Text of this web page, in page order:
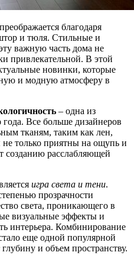
благодаря
и тюля. Стильные и
важную часть дома не
привлекательной. В этой
новинки, которые
и модную атмосферу в
– одна из
Все больше дизайнеров
тканям, таким как лен,
только приятны на ощупь и
созданию расслабляющей
игра света и тени.
прозрачности
света, проникающего в
визуальные эффекты и
интерьера. Комбинирование
еще одной популярной
и объем пространству.